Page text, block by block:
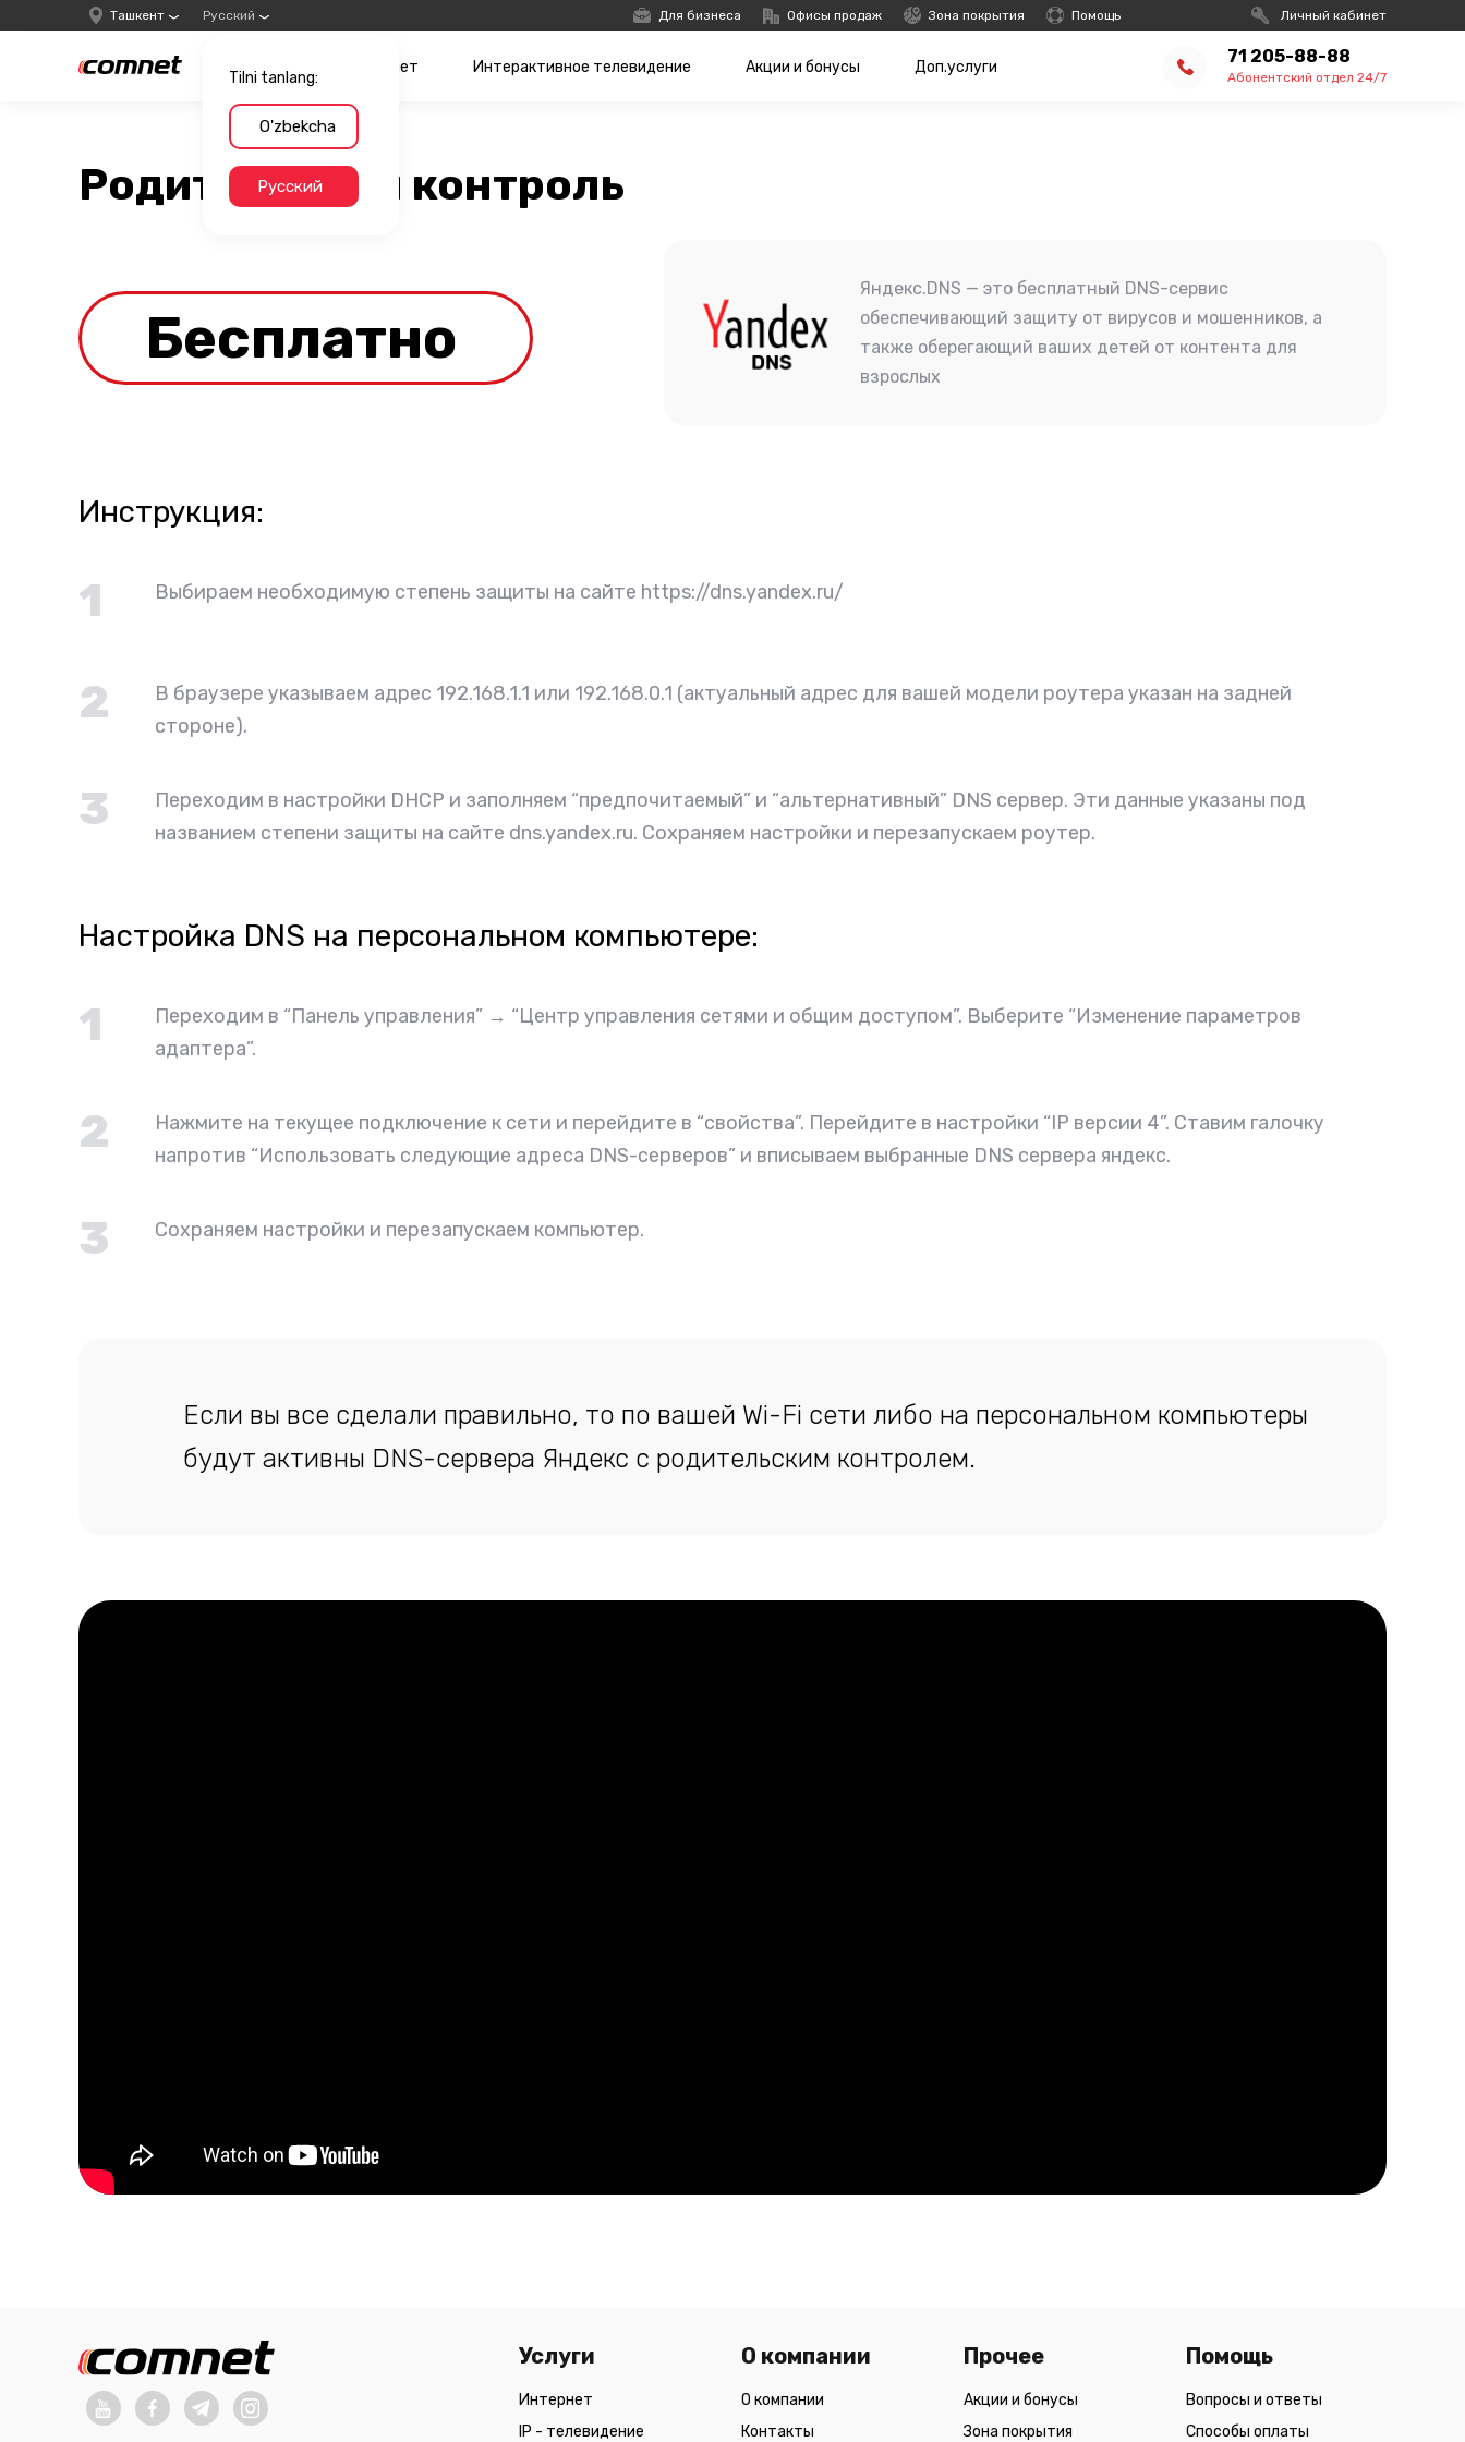
Ташкент Русский
Tilni tanlang:
O'zbekcha
Русский
Для бизнеса Офисы продаж Зона покрытия Помощь Личный кабинет
Интернет Интерактивное телевидение Акции и бонусы Доп.услуги 71 205-88-88
Абонентский отдел 24/7
Родительский контроль
Бесплатно
Яндекс.DNS — это бесплатный DNS-сервис
обеспечивающий защиту от вирусов и мошенников, а
также оберегающий ваших детей от контента для
взрослых
Инструкция:
1 Выбираем необходимую степень защиты на сайте https://dns.yandex.ru/
2
В браузере указываем адрес 192.168.1.1 или 192.168.0.1 (актуальный адрес для вашей модели роутера указан на задней
стороне).
3
Переходим в настройки DHCP и заполняем “предпочитаемый” и “альтернативный” DNS сервер. Эти данные указаны под
названием степени защиты на сайте dns.yandex.ru. Сохраняем настройки и перезапускаем роутер.
Настройка DNS на персональном компьютере:
1
Переходим в “Панель управления” → “Центр управления сетями и общим доступом”. Выберите “Изменение параметров
адаптера”.
2
Нажмите на текущее подключение к сети и перейдите в “свойства”. Перейдите в настройки “IP версии 4”. Ставим галочку
напротив “Использовать следующие адреса DNS-серверов” и вписываем выбранные DNS сервера яндекс.
3 Сохраняем настройки и перезапускаем компьютер.
Если вы все сделали правильно, то по вашей Wi-Fi сети либо на персональном компьютеры
будут активны DNS-сервера Яндекс с родительским контролем.
Услуги
Интернет
IP - телевидение
О компании
О компании
Контакты
Прочее
Акции и бонусы
Зона покрытия
Помощь
Вопросы и ответы
Способы оплаты